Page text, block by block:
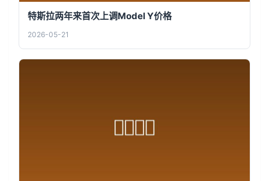
特斯拉两年来首次上调Model Y价格
2026-05-21